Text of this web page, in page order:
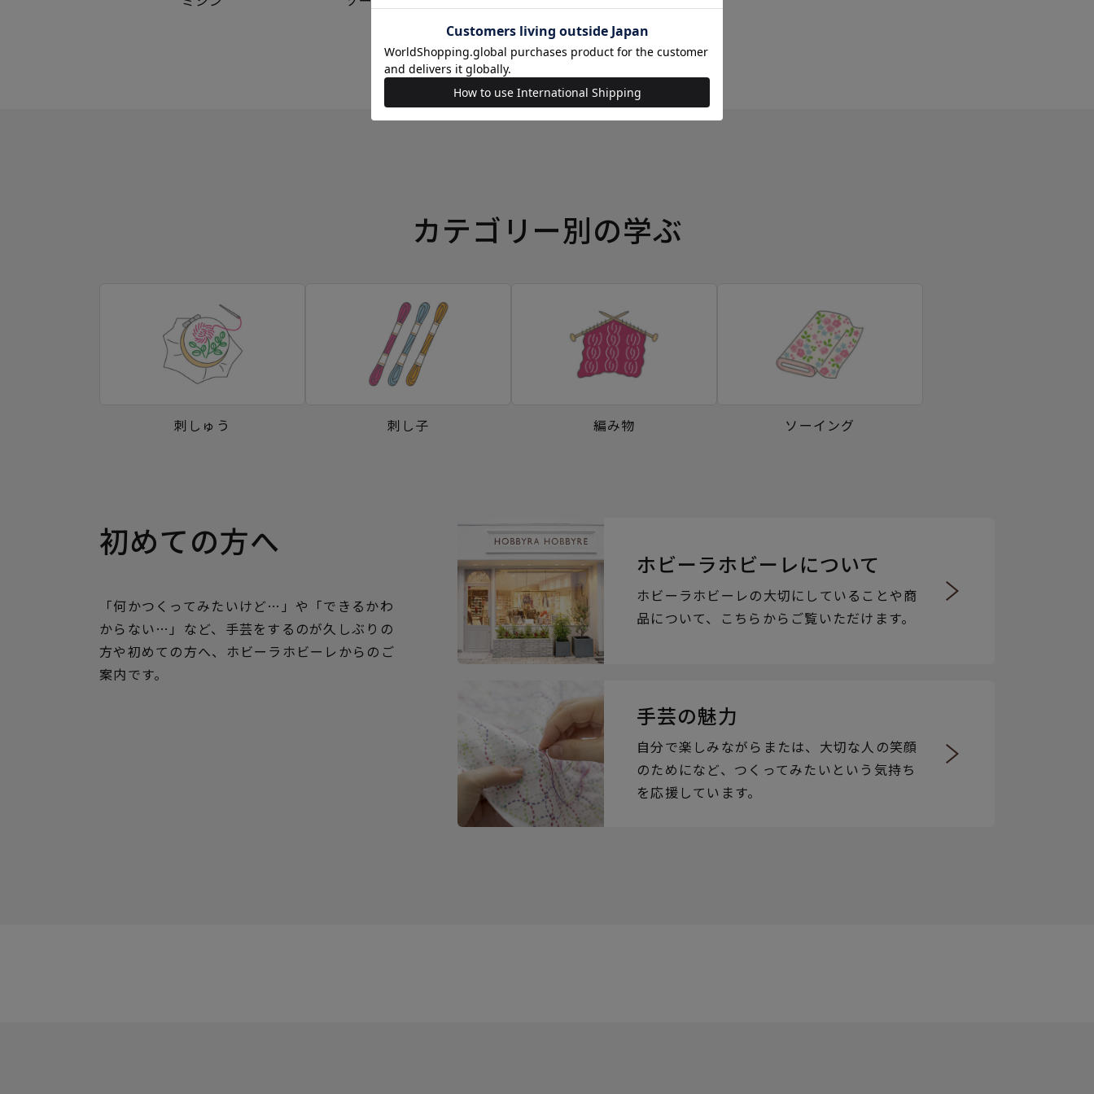
カテゴリー別の学ぶ
刺しゅう 刺し子 編み物 ソーイング
初めての方へ
「何かつくってみたいけど…」や「できるかわ
からない…」など、手芸をするのが久しぶりの
方や初めての方へ、ホビーラホビーレからのご
案内です。
ホビーラホビーレについて
ホビーラホビーレの大切にしていることや商
品について、こちらからご覧いただけます。
手芸の魅力
自分で楽しみながらまたは、大切な人の笑顔
のためになど、つくってみたいという気持ち
を応援しています。